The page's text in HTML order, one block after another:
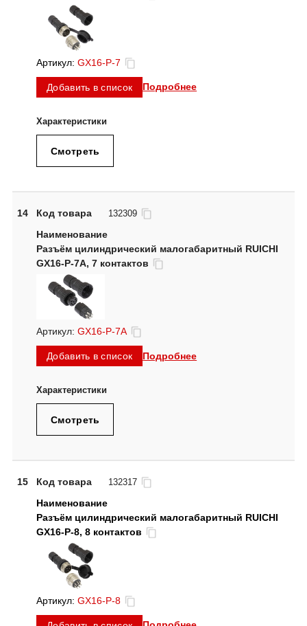
Артикул: GX16-P-7
Добавить в список Подробнее
Смотреть
14 Код товара 132309
Разъём цилиндрический малогабаритный RUICHI
GX16-P-7A, 7 контактов
Артикул: GX16-P-7A
Добавить в список Подробнее
Смотреть
15 Код товара 132317
Разъём цилиндрический малогабаритный RUICHI
GX16-P-8, 8 контактов
Артикул: GX16-P-8